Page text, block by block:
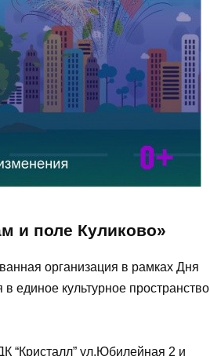
и поле Куликово»
организация в рамках Дня
единое культурное пространство
“Кристалл” ул.Юбилейная 2 и